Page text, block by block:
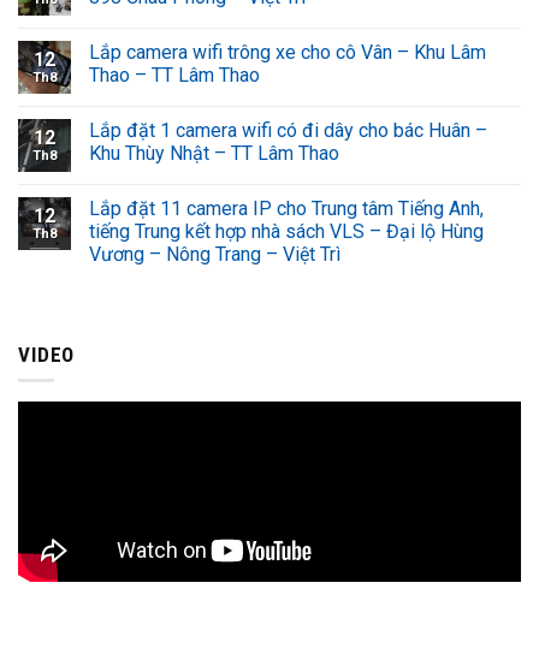
12
Th8
Lắp camera wifi trông xe cho cô Vân – Khu Lâm
Thao – TT Lâm Thao
12
Th8
Lắp đặt 1 camera wifi có đi dây cho bác Huân –
Khu Thùy Nhật – TT Lâm Thao
12
Th8
Lắp đặt 11 camera IP cho Trung tâm Tiếng Anh,
tiếng Trung kết hợp nhà sách VLS – Đại lộ Hùng
Vương – Nông Trang – Việt Trì
VIDEO